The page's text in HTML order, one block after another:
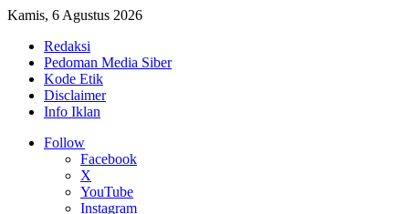
Kamis, 6 Agustus 2026
Redaksi
Pedoman Media Siber
Kode Etik
Disclaimer
Info Iklan
Follow
Facebook
X
YouTube
Instagram